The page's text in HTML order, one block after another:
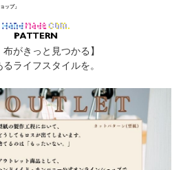
ップ」
布がきっと見つかる】
ライフスタイルを。